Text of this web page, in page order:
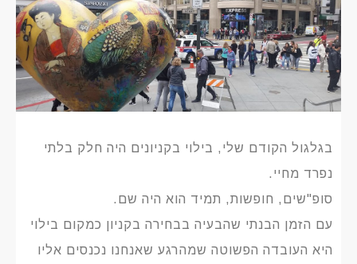
בגלגול הקודם שלי, בילוי בקניונים היה חלק בלתי
נפרד מחיי.
סופ"שים, חופשות, תמיד הוא היה שם.
עם הזמן הבנתי שהבעיה בבחירה בקניון כמקום בילוי
היא העובדה הפשוטה שמהרגע שאנחנו נכנסים אליו